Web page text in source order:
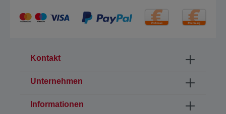
Kontakt
Unternehmen
Informationen